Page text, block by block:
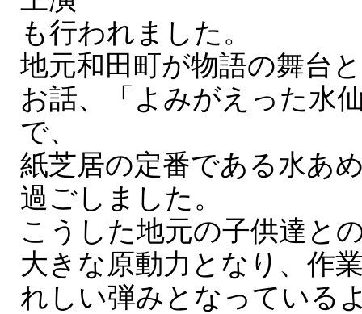
も行われました。
地元和田町が物語の舞台
お話、「よみがえった水
で、
紙芝居の定番である水あ
過ごしました。
こうした地元の子供達と
大きな原動力となり、作
れしい弾みとなっている